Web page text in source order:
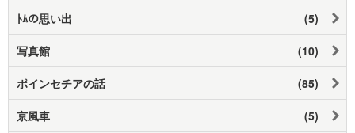
ﾄﾑの思い出 (5)
写真館 (10)
ポインセチアの話 (85)
京風車 (5)